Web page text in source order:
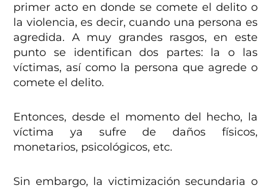
primer acto en donde se comete el delito o
la violencia, es decir, cuando una persona es
agredida. A muy grandes rasgos, en este
punto se identifican dos partes: la o las
víctimas, así como la persona que agrede o
comete el delito.
Entonces, desde el momento del hecho, la
víctima ya sufre de daños físicos,
monetarios, psicológicos, etc.
Sin embargo, la victimización secundaria o